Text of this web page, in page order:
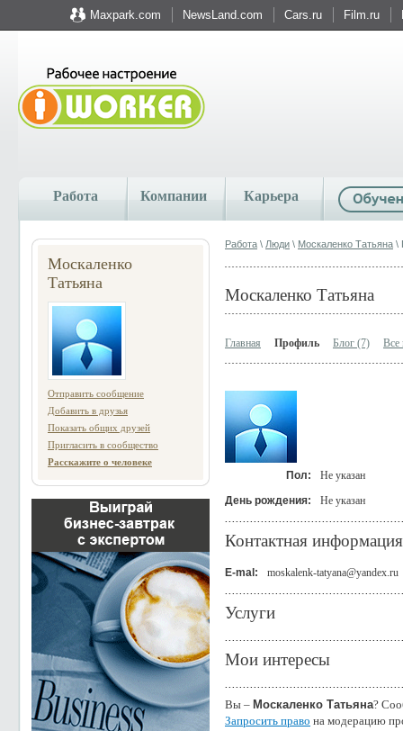
Maxpark.com NewsLand.com Cars.ru Film.ru
Работа Компании Карьера
Москаленко
Татьяна
Отправить сообщение
Добавить в друзья
Показать общих друзей
Пригласить в сообщество
Расскажите о человеке
Работа \ Люди \ Москаленко Татьяна \
Москаленко Татьяна
Главная Профиль Блог (7) Все
Пол:
Не указан
День рождения:
Не указан
Контактная информация
E-mal: moskalenk-tatyana@yandex.ru
Услуги
Мои интересы
Вы – Москаленко Татьяна?
Запросить право на модерацию